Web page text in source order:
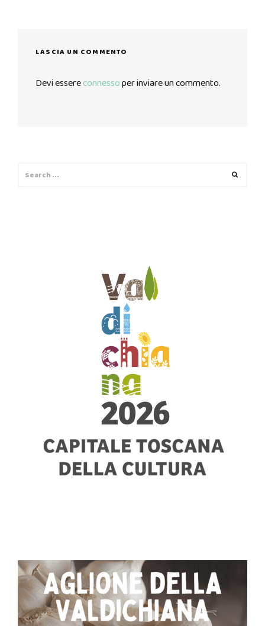
LASCIA UN COMMENTO
Devi essereconnessoper inviare un commento.
for: